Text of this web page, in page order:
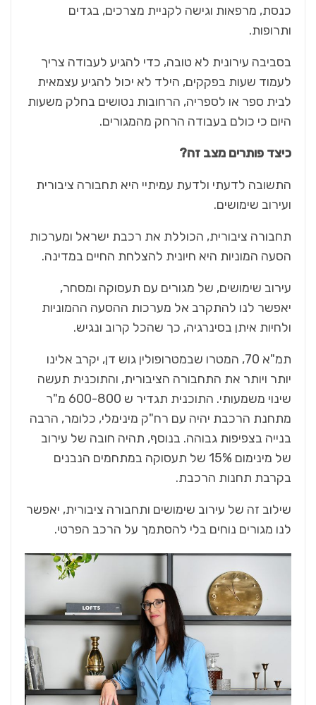
כנסת, מרפאות וגישה לקניית מצרכים, בגדים
ותרופות.
בסביבה עירונית לא טובה, כדי להגיע לעבודה צריך
לעמוד שעות בפקקים, הילד לא יכול להגיע עצמאית
לבית ספר או לספריה, הרחובות נטושים בחלק משעות
היום כי כולם בעבודה הרחק מהמגורים.
כיצד פותרים מצב זה?
התשובה לדעתי ולדעת עמיתיי היא תחבורה ציבורית
ועירוב שימושים.
תחבורה ציבורית, הכוללת את רכבת ישראל ומערכות
הסעה המוניות היא חיונית להצלחת החיים במדינה.
עירוב שימושים, של מגורים עם תעסוקה ומסחר,
יאפשר לנו להתקרב אל מערכות ההסעה ההמוניות
ולחיות איתן בסינרגיה, כך שהכל קרוב ונגיש.
תמ"א 70, המטרו שבמטרופולין גוש דן, יקרב אלינו
יותר ויותר את התחבורה הציבורית, והתוכנית תעשה
שינוי משמעותי. התוכנית תגדיר ש 600-800 מ"ר
מתחנת הרכבת יהיה עם רח"ק מינימלי, כלומר, הרבה
בנייה בצפיפות גבוהה. בנוסף, תהיה חובה של עירוב
של מינימום 15% של תעסוקה במתחמים הנבנים
בקרבת תחנות הרכבת.
שילוב זה של עירוב שימושים ותחבורה ציבורית, יאפשר
לנו מגורים נוחים בלי להסתמך על הרכב הפרטי.